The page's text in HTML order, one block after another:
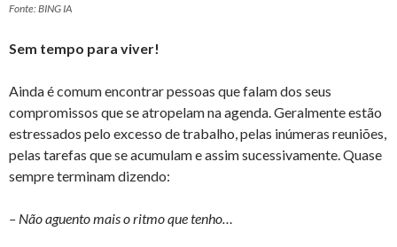
Fonte: BING IA
Sem tempo para viver!
Ainda é comum encontrar pessoas que falam dos seus
compromissos que se atropelam na agenda. Geralmente estão
estressados pelo excesso de trabalho, pelas inúmeras reuniões,
pelas tarefas que se acumulam e assim sucessivamente. Quase
sempre terminam dizendo:
– Não aguento mais o ritmo que tenho…